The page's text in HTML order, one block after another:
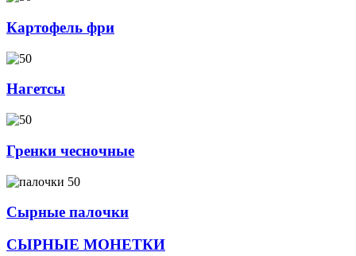
Картофель фри
Нагетсы
Гренки чесночные
Сырные палочки
СЫРНЫЕ МОНЕТКИ